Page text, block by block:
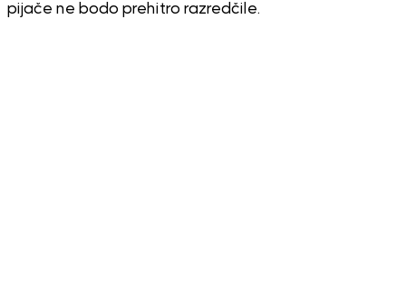
pijače ne bodo prehitro razredčile.